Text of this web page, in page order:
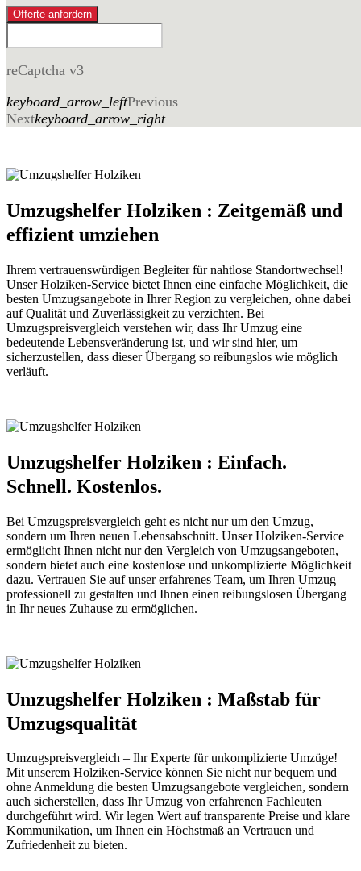
Offerte anfordern
reCaptcha v3
keyboard_arrow_leftPrevious
Nextkeyboard_arrow_right
Umzugshelfer Holziken : Zeitgemäß und
effizient umziehen
Ihrem vertrauenswürdigen Begleiter für nahtlose Standortwechsel!
Unser Holziken-Service bietet Ihnen eine einfache Möglichkeit, die
besten Umzugsangebote in Ihrer Region zu vergleichen, ohne dabei
auf Qualität und Zuverlässigkeit zu verzichten. Bei
Umzugspreisvergleich verstehen wir, dass Ihr Umzug eine
bedeutende Lebensveränderung ist, und wir sind hier, um
sicherzustellen, dass dieser Übergang so reibungslos wie möglich
verläuft.
Umzugshelfer Holziken : Einfach.
Schnell. Kostenlos.
Bei Umzugspreisvergleich geht es nicht nur um den Umzug,
sondern um Ihren neuen Lebensabschnitt. Unser Holziken-Service
ermöglicht Ihnen nicht nur den Vergleich von Umzugsangeboten,
sondern bietet auch eine kostenlose und unkomplizierte Möglichkeit
dazu. Vertrauen Sie auf unser erfahrenes Team, um Ihren Umzug
professionell zu gestalten und Ihnen einen reibungslosen Übergang
in Ihr neues Zuhause zu ermöglichen.
Umzugshelfer Holziken : Maßstab für
Umzugsqualität
Umzugspreisvergleich – Ihr Experte für unkomplizierte Umzüge!
Mit unserem Holziken-Service können Sie nicht nur bequem und
ohne Anmeldung die besten Umzugsangebote vergleichen, sondern
auch sicherstellen, dass Ihr Umzug von erfahrenen Fachleuten
durchgeführt wird. Wir legen Wert auf transparente Preise und klare
Kommunikation, um Ihnen ein Höchstmaß an Vertrauen und
Zufriedenheit zu bieten.